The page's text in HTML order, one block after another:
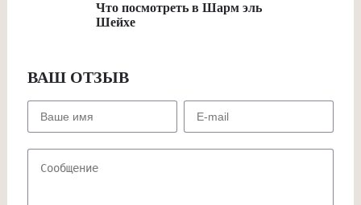
Что посмотреть в Шарм эль
Шейхе
ВАШ ОТЗЫВ